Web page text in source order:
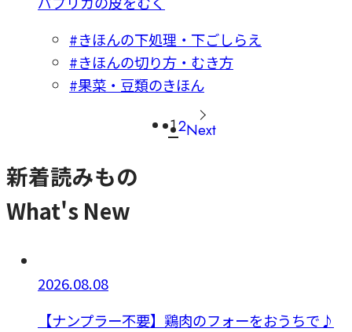
#きほんの下処理・下ごしらえ
#きほんの切り方・むき方
#果菜・豆類のきほん
12Next
新着読みもの
What's New
2026.08.08
【ナンプラー不要】鶏肉のフォーをおうちで♪